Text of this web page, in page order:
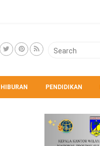
HIBURAN PENDIDIKAN